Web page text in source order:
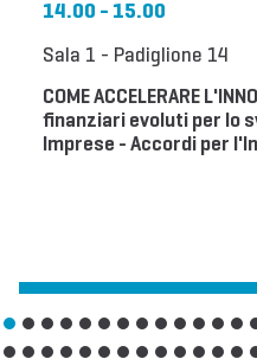
14.00 - 15.00
Sala 1 - Padiglione 14
COME ACCELERARE
finanziari evoluti per lo
Imprese - Accordi per